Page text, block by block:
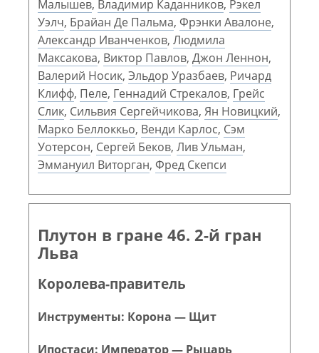
Малышев, Владимир Каданников, Рэкел
Уэлч, Брайан Де Пальма, Фрэнки Авалоне,
Александр Иванченков, Людмила
Максакова, Виктор Павлов, Джон Леннон,
Валерий Носик, Эльдор Уразбаев, Ричард
Клифф, Пеле, Геннадий Стрекалов, Грейс
Слик, Сильвия Сергейчикова, Ян Новицкий,
Марко Беллоккьо, Венди Карлос, Сэм
Уотерсон, Сергей Беков, Лив Ульман,
Эммануил Виторган, Фред Скепси
Плутон в гране 46. 2-й гран
Льва
Королева-правитель
Инструменты: Корона — Щит
Ипостаси: Император — Рыцарь